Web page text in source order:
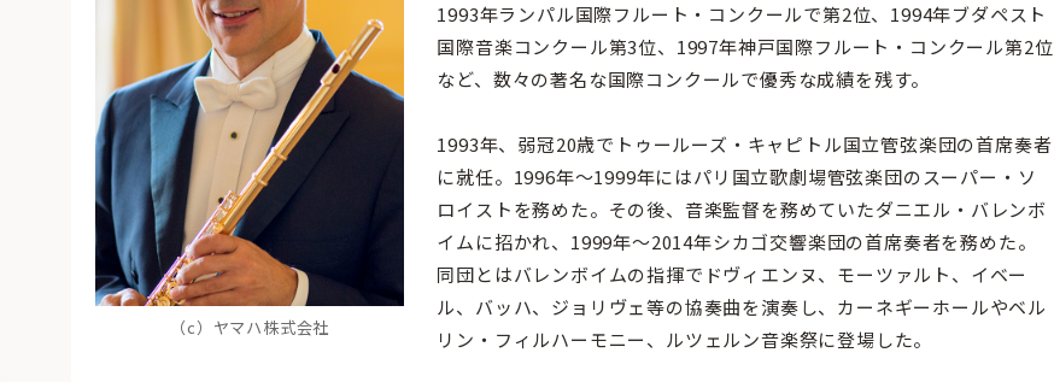
（c）ヤマハ株式会社
1993年ランパル国際フルート・コンクールで第2位、1994年ブダペスト
国際音楽コンクール第3位、1997年神戸国際フルート・コンクール第2位
など、数々の著名な国際コンクールで優秀な成績を残す。
1993年、弱冠20歳でトゥールーズ・キャピトル国立管弦楽団の首席奏者
に就任。1996年～1999年にはパリ国立歌劇場管弦楽団のスーパー・ソ
ロイストを務めた。その後、音楽監督を務めていたダニエル・バレンボ
イムに招かれ、1999年～2014年シカゴ交響楽団の首席奏者を務めた。
同団とはバレンボイムの指揮でドヴィエンヌ、モーツァルト、イベー
ル、バッハ、ジョリヴェ等の協奏曲を演奏し、カーネギーホールやベル
リン・フィルハーモニー、ルツェルン音楽祭に登場した。